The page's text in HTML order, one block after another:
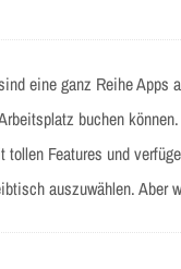
eine ganz Reihe Apps
buchen
Features und
auszuwählen. Aber